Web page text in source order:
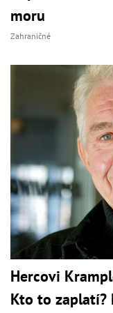
moru
Zahraničné
Hercovi
Kto to zaplatí?